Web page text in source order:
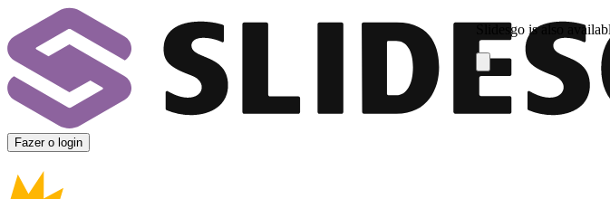
Slidesgo is also
Fazer o login